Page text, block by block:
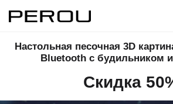
Настольная песочная 3D
Bluetooth с будильником
Скидка